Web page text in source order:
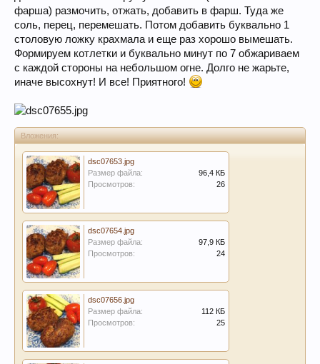
фарша) размочить, отжать, добавить в фарш. Туда же
соль, перец, перемешать. Потом добавить буквально 1
столовую ложку крахмала и еще раз хорошо вымешать.
Формируем котлетки и буквально минут по 7 обжариваем
с каждой стороны на небольшом огне. Долго не жарьте,
иначе высохнут! И все! Приятного!
Вложения:
dsc07653.jpg
Размер файла:
96,4 КБ
Просмотров:
26
dsc07654.jpg
Размер файла:
97,9 КБ
Просмотров:
24
dsc07656.jpg
Размер файла:
112 КБ
Просмотров:
25